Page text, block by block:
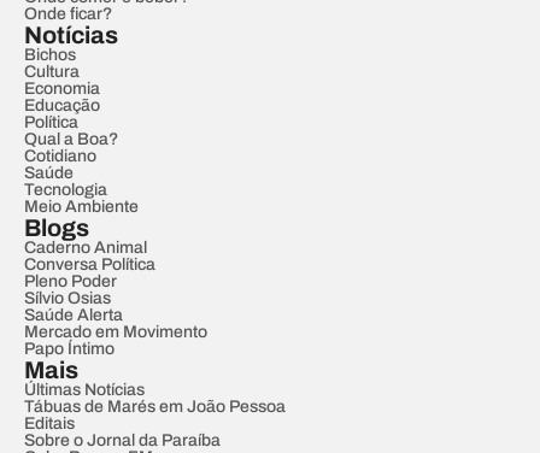
Onde ficar?
Notícias
Bichos
Cultura
Economia
Educação
Política
Qual a Boa?
Cotidiano
Saúde
Tecnologia
Meio Ambiente
Blogs
Caderno Animal
Conversa Política
Pleno Poder
Sílvio Osias
Saúde Alerta
Mercado em Movimento
Papo Íntimo
Mais
Últimas Notícias
Tábuas de Marés em João Pessoa
Editais
Sobre o Jornal da Paraíba